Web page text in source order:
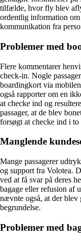
tilfælde, hvor fly blev
ordentlig information
kommunikation fra
Problemer med
Flere kommentarer
check-in. Nogle
boardingkort via
også rapporter om en
at checke ind og
passager, at de blev
forsøgt at checke ind i to
Manglende
Mange passagerer
og support fra Volotea.
ved at få svar på deres
bagage eller refusion af
nævnte også, at der blev
begrundelse.
Problemer med